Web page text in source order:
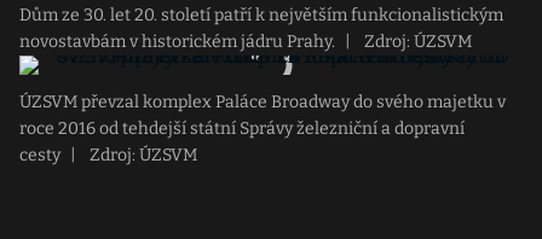
Dům ze 30. let 20. století patří k největším funkcionalistickým
novostavbám v historickém jádru Prahy.
Zdroj: ÚZSVM
ÚZSVM převzal komplex Paláce Broadway do svého majetku v
roce 2016 od tehdejší státní Správy železniční a dopravní
cesty
Zdroj: ÚZSVM